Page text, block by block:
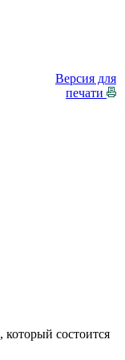
Версия для
печати
, который состоится